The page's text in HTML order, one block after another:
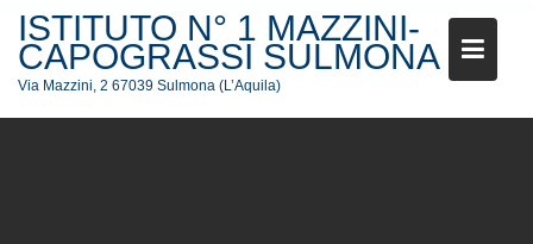
ISTITUTO N° 1 MAZZINI-
CAPOGRASSI SULMONA
Via Mazzini, 2 67039 Sulmona (L’Aquila)